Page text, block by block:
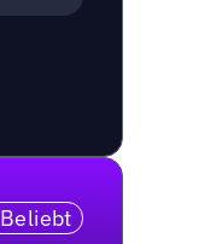
Beliebt